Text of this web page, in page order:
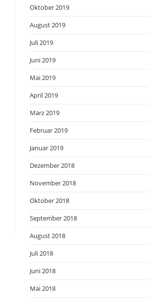
Oktober 2019
August 2019
Juli 2019
Juni 2019
Mai 2019
April 2019
März 2019
Februar 2019
Januar 2019
Dezember 2018
November 2018
Oktober 2018
September 2018
August 2018
Juli 2018
Juni 2018
Mai 2018